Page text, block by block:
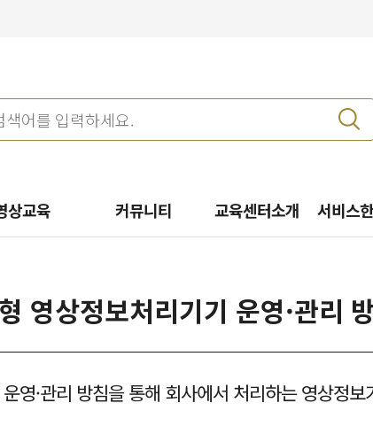
상교육 커뮤니티 교육센터소개 서비스
영상정보처리기기 운영·관리
영·관리 방침을 통해 회사에서 처리하는 영상정